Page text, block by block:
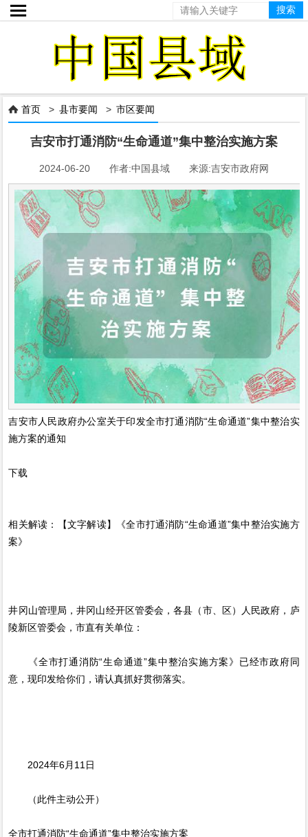

 首页 >县市要闻 >市区要闻
吉安市打通消防“生命通道”集中整治实施方案
2024-06-20 作者:中国县域 来源:吉安市政府网
吉安市人民政府办公室关于印发全市打通消防“生命通道”集中整治实
施方案的通知
下载
相关解读：【文字解读】《全市打通消防“生命通道”集中整治实施方
案》
井冈山管理局，井冈山经开区管委会，各县（市、区）人民政府，庐
陵新区管委会，市直有关单位：
《全市打通消防“生命通道”集中整治实施方案》已经市政府同
意，现印发给你们，请认真抓好贯彻落实。
2024年6月11日
（此件主动公开）
全市打通消防“生命通道”集中整治实施方案